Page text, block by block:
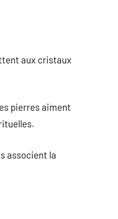
aux cristaux
pierres aiment
associent la